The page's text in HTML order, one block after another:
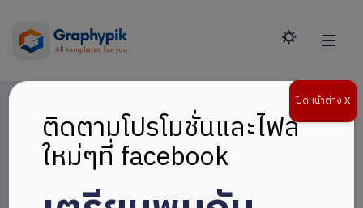
ติดตามโปรโมชั่นและไฟล์
ใหม่ๆที่ facebook
ปิดหน้าต่าง X